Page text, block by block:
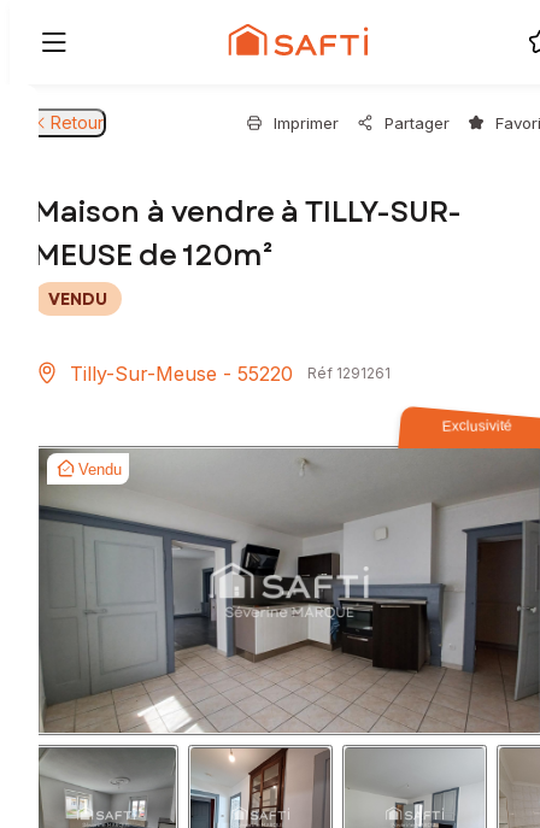
Retour Imprimer Partager
Maison à vendre à TILLY-SUR-
MEUSE de 120m²
VENDU
Tilly-Sur-Meuse - 55220 Réf 1291261
Exclusivité
Vendu